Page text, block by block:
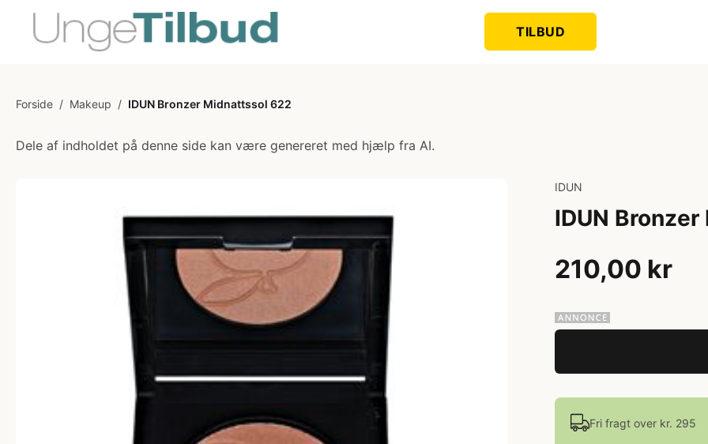
TILBUD
Forside / Makeup / IDUN Bronzer Midnattssol 622
Dele af indholdet på denne side kan være genereret med hjælp fra AI.
IDUN
IDUN
210,00 kr
Fri fragt over kr. 295